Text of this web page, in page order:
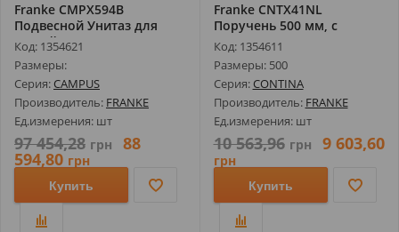
Franke CMPX594B
Подвесной Унитаз для
Людей с Инвалид...
Код: 1354621
Размеры:
Серия: CAMPUS
Производитель: FRANKE
Ед.измерения: шт
97 454,28 грн 88
594,80 грн
Купить
Franke CNTX41NL
Поручень 500 мм, с
Креплением в Трех...
Код: 1354611
Размеры: 500
Серия: CONTINA
Производитель: FRANKE
Ед.измерения: шт
10 563,96 грн 9 603,60
грн
Купить